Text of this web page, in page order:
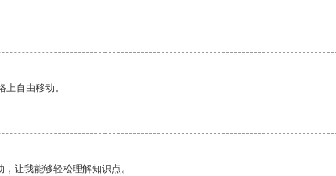
自由移动。
让我能够轻松理解知识点。